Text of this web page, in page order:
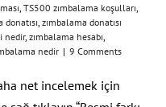
, TS500 zımbalama koşulları,
donatısı, zımbalama donatısı
nedir, zımbalama hesabı,
nedir | 9 Comments
net incelemek için